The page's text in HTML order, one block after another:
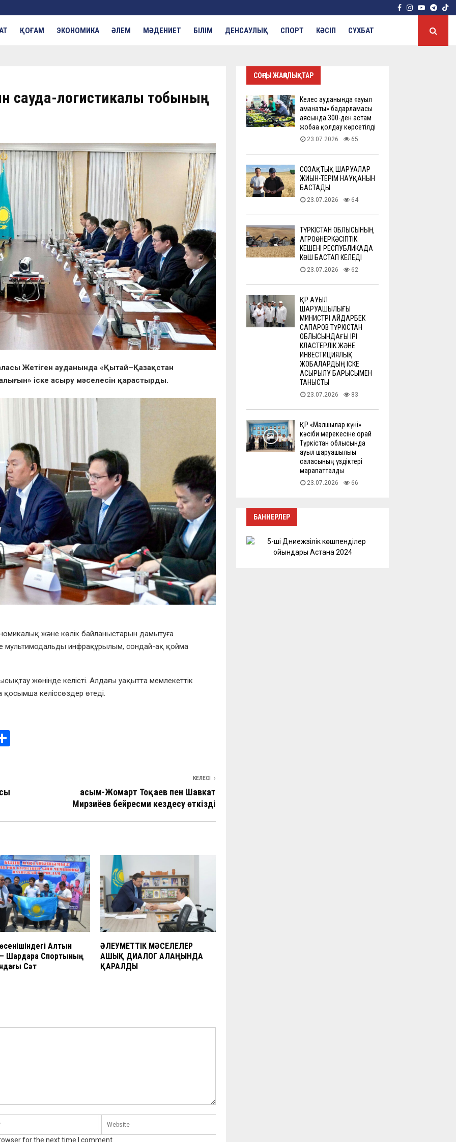
Facebook
Instagram
Youtube
ҚОҒАМ ЭКОНОМИКА ӘЛЕМ МӘДЕНИЕТ БІЛІМ ДЕНСАУЛЫҚ СПОРТ КӘСІП СҰХБАТ
сауда-логистикалық тобының
Жетіген ауданында «Қытай–Қазақстан
іске асыру мәселесін қарастырды.
және көлік байланыстарын дамытуға
мультимодальды инфрақұрылым, сондай-ақ қойма
жөнінде келісті. Алдағы уақытта мемлекеттік
келіссөздер өтеді.
в
ть
КЕЛЕСІ
Қасым-Жомарт Тоқаев пен Шавкат
Мирзиёев бейресми кездесу өткізді
Алтын
Шардара Спортының
Сәт
ӘЛЕУМЕТТІК МӘСЕЛЕЛЕР
АШЫҚ ДИАЛОГ АЛАҢЫНДА
ҚАРАЛДЫ
for the next time I comment.
СОҢҒЫ ЖАҢАЛЫҚТАР
Келес ауданында «ауыл
аманаты» бағдарламасы
аясында 300-ден астам
жобаға қолдау көрсетілді
23.07.2026 65
СОЗАҚТЫҚ ШАРУАЛАР
ЖИЫН-ТЕРІМ НАУҚАНЫН
БАСТАДЫ
23.07.2026 64
ТҮРКІСТАН ОБЛЫСЫНЫҢ
АГРОӨНЕРКӘСІПТІК
КЕШЕНІ РЕСПУБЛИКАДА
КӨШ БАСТАП КЕЛЕДІ
23.07.2026 62
ҚР АУЫЛ
ШАРУАШЫЛЫҒЫ
МИНИСТРІ АЙДАРБЕК
САПАРОВ ТҮРКІСТАН
ОБЛЫСЫНДАҒЫ ІРІ
КЛАСТЕРЛІК ЖӘНЕ
ИНВЕСТИЦИЯЛЫҚ
ЖОБАЛАРДЫҢ ІСКЕ
АСЫРЫЛУ БАРЫСЫМЕН
ТАНЫСТЫ
23.07.2026 83
ҚР «Малшылар күні»
кәсіби мерекесіне орай
Түркістан облысында
ауыл шаруашылығы
саласының үздіктері
марапатталды
23.07.2026 66
БАННЕРЛЕР